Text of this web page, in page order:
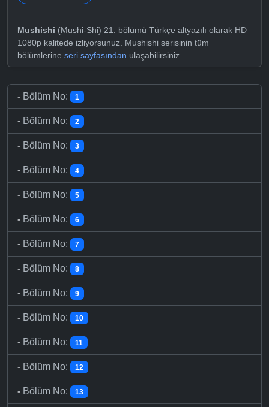
Mushishi (Mushi-Shi) 21. bölümü Türkçe altyazılı olarak HD
1080p kalitede izliyorsunuz. Mushishi serisinin tüm
bölümlerine seri sayfasından ulaşabilirsiniz.
- Bölüm No: 1
- Bölüm No: 2
- Bölüm No: 3
- Bölüm No: 4
- Bölüm No: 5
- Bölüm No: 6
- Bölüm No: 7
- Bölüm No: 8
- Bölüm No: 9
- Bölüm No: 10
- Bölüm No: 11
- Bölüm No: 12
- Bölüm No: 13